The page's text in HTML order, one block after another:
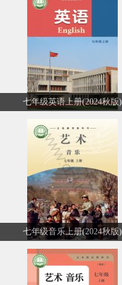
七年级英语上册(2024秋版)
七年级音乐上册(2024秋版)